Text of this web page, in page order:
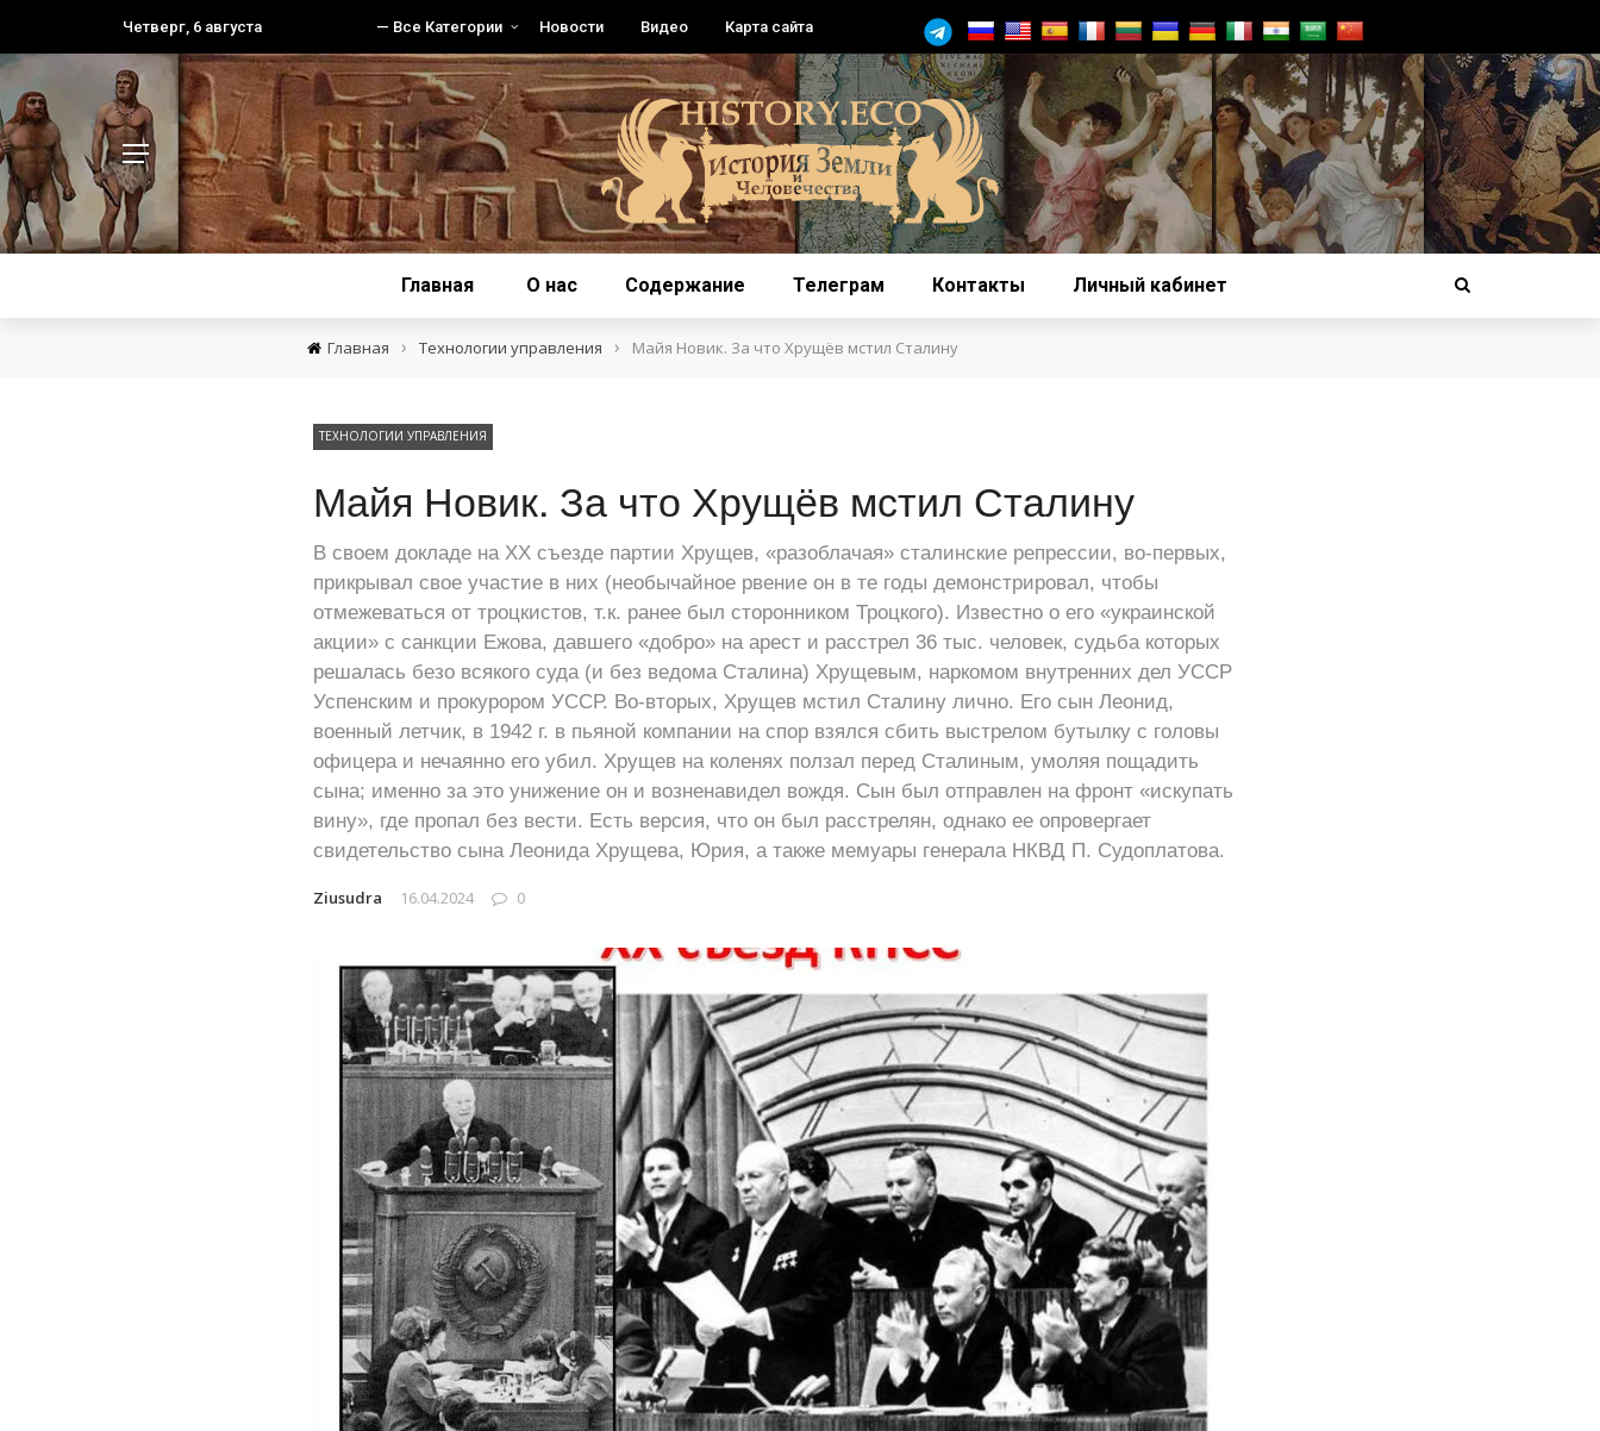
Четверг, 6 августа — Все Категории Новости Видео Карта сайта
Главная О нас Содержание Телеграм Контакты Личный кабинет
Главная › Технологии управления › Майя Новик. За что Хрущёв мстил Сталину
ТЕХНОЛОГИИ УПРАВЛЕНИЯ
Майя Новик. За что Хрущёв мстил Сталину
В своем докладе на ХХ съезде партии Хрущев, «разоблачая» сталинские репрессии, во-первых,
прикрывал свое участие в них (необычайное рвение он в те годы демонстрировал, чтобы
отмежеваться от троцкистов, т.к. ранее был сторонником Троцкого). Известно о его «украинской
акции» с санкции Ежова, давшего «добро» на арест и расстрел 36 тыс. человек, судьба которых
решалась безо всякого суда (и без ведома Сталина) Хрущевым, наркомом внутренних дел УССР
Успенским и прокурором УССР. Во-вторых, Хрущев мстил Сталину лично. Его сын Леонид,
военный летчик, в 1942 г. в пьяной компании на спор взялся сбить выстрелом бутылку с головы
офицера и нечаянно его убил. Хрущев на коленях ползал перед Сталиным, умоляя пощадить
сына; именно за это унижение он и возненавидел вождя. Сын был отправлен на фронт «искупать
вину», где пропал без вести. Есть версия, что он был расстрелян, однако ее опровергает
свидетельство сына Леонида Хрущева, Юрия, а также мемуары генерала НКВД П. Судоплатова.
Ziusudra 16.04.2024 0